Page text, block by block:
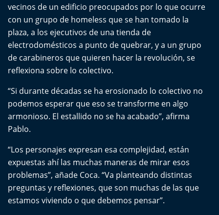
Conecta Vida
El Mejor País de Chile
Te invito a tomar once
Especiales
Chiche cuadra y su parrilla
Motorfem
Agenda Propia
Chile, Historia de 30 años
vecinos de un edificio preocupados por lo que ocurre
con un grupo de homeless que se han tomado la
plaza, a los ejecutivos de una tienda de
electrodomésticos a punto de quebrar, y a un grupo
de carabineros que quieren hacer la revolución, se
reflexiona sobre lo colectivo.
“Si durante décadas se ha erosionado lo colectivo no
podemos esperar que eso se transforme en algo
armonioso. El estallido no se ha acabado”, afirma
Pablo.
“Los personajes expresan esa complejidad, están
expuestas ahí las muchas maneras de mirar esos
problemas”, añade Coca. “Va planteando distintas
preguntas y reflexiones, que son muchas de las que
estamos viviendo o que debemos pensar”.